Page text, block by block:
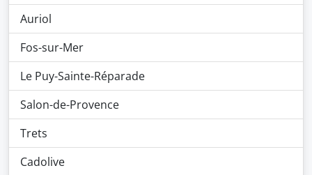
Auriol
Fos-sur-Mer
Le Puy-Sainte-Réparade
Salon-de-Provence
Trets
Cadolive